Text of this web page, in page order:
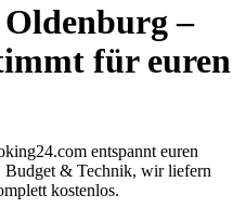
–
für euren
entspannt euren
& Technik, wir liefern
kostenlos.